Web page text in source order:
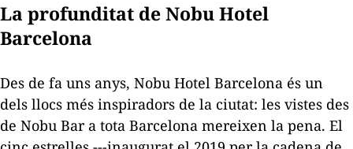
La profunditat de Nobu Hotel
Barcelona
Des de fa uns anys, Nobu Hotel Barcelona és un
dels llocs més inspiradors de la ciutat: les vistes des
de Nobu Bar a tota Barcelona mereixen la pena. El